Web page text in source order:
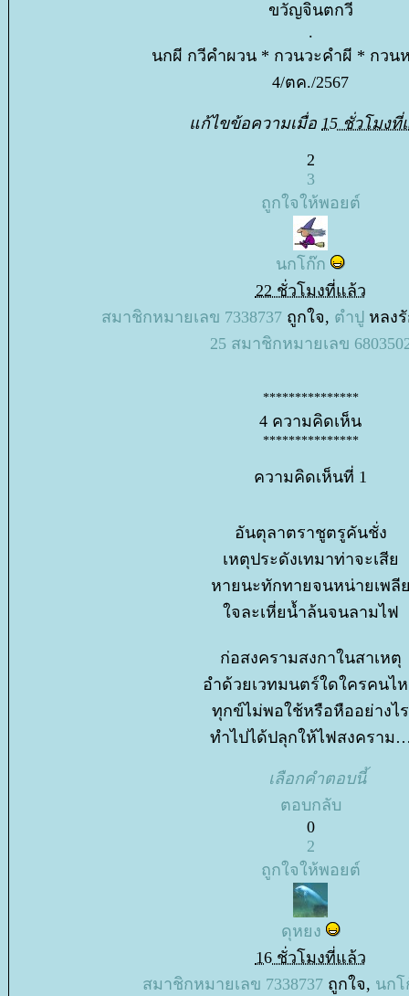
ขวัญจินตกวี
.
นกผี กวีคำผวน * กวนวะคำผี * กวน
4/ตค./2567
ก้ไขข้อความเมื่อ 15 ชั่วโมงที่
2
3
ถูกใจให้พอยต์
นกโก๊ก
22 ชั่วโมงที่แล้ว
สมาชิกหมายเลข 7338737 ถูกใจ, ตำปู หลง
25 สมาชิกหมายเลข
***************
4 ความคิดเห็น
***************
ความคิดเห็นที่ 1
อันตุลาตราชูตรูคันชั่ง
เหตุประดังเทมาท่าจะเสี
หายนะทักทายจนหน่ายเพ
จละเหี่ยน้ำล้นจนลามไฟ
ก่อสงครามสงกาในสาเหตุ
อำด้วยเวทมนตร์ใดใครคนไ
ทุกข์ไม่พอใช้หรือหืออย่างไร
ทำไปได้ปลุกให้ไฟสงครา
เลือกคำตอบนี้
ตอบกลับ
0
2
ถูกใจให้พอยต์
ดุหยง
16 ชั่วโมงที่แล้ว
สมาชิกหมายเลข 7338737 ถูกใจ, นกโ